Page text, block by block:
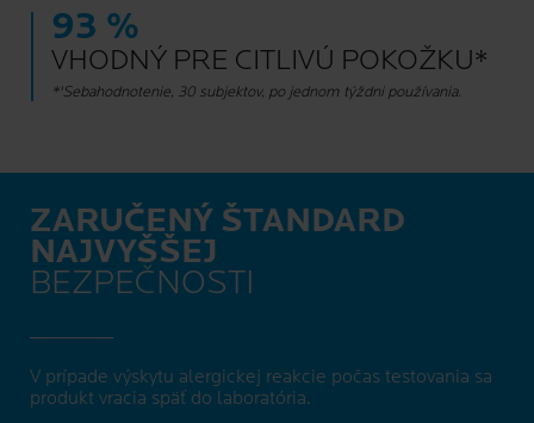
93 %
VHODNÝ PRE CITLIVÚ POKOŽKU*
*'Sebahodnotenie, 30 subjektov, po jednom týždni používania.
ZARUČENÝ ŠTANDARD
NAJVYŠŠEJ
BEZPEČNOSTI
V prípade výskytu alergickej reakcie počas testovania sa
produkt vracia späť do laboratória.